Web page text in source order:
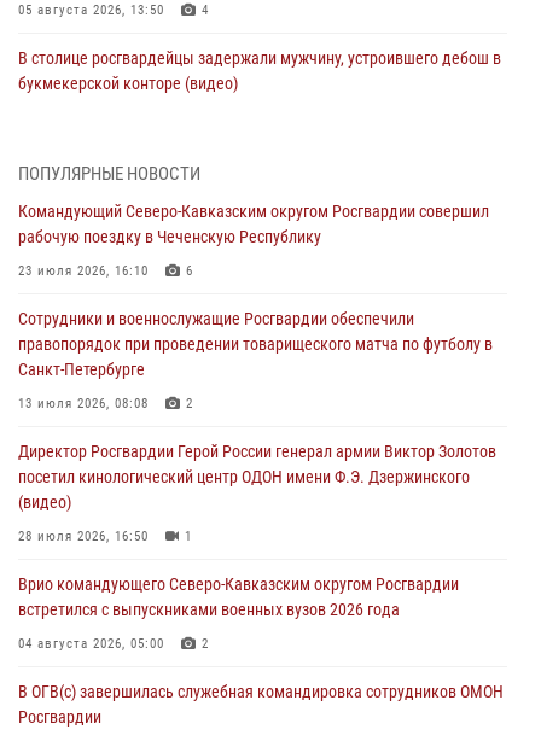
05 августа 2026, 13:50 4
В столице росгвардейцы задержали мужчину, устроившего дебош в
букмекерской конторе (видео)
В Удмуртии при силовой поддержке спецназа Росгвардии
оздоровительных услуг (видео)
05 августа 2026, 13:20
посетили мастер-класс по художественной гимнастике
05 августа 2026, 13:00 3
Офицеры Росгвардии и ветераны войск правопорядка почтили
05 августа 2026, 12:40
Росгвардейцы приняли участие в акции «Волна памяти»,
посвящённой 83‑й годовщине освобождения Белгорода от
05 августа 2026, 12:13 1
ПОПУЛЯРНЫЕ НОВОСТИ
Командующий Северо-Кавказским округом Росгвардии совершил
рабочую поездку в Чеченскую Республику
23 июля 2026, 16:10 6
Сотрудники и военнослужащие Росгвардии обеспечили
правопорядок при проведении товарищеского матча по футболу в
Санкт-Петербурге
13 июля 2026, 08:08 2
Директор Росгвардии Герой России генерал армии Виктор Золотов
посетил кинологический центр ОДОН имени Ф.Э. Дзержинского
(видео)
28 июля 2026, 16:50 1
Врио командующего Северо-Кавказским округом Росгвардии
встретился с выпускниками военных вузов 2026 года
04 августа 2026, 05:00 2
В ОГВ(с) завершилась служебная командировка сотрудников ОМОН
Росгвардии